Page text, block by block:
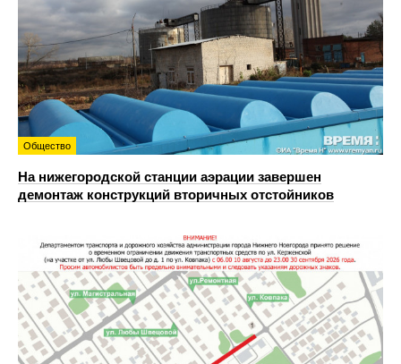
Общество
На нижегородской станции аэрации завершен
демонтаж конструкций вторичных отстойников